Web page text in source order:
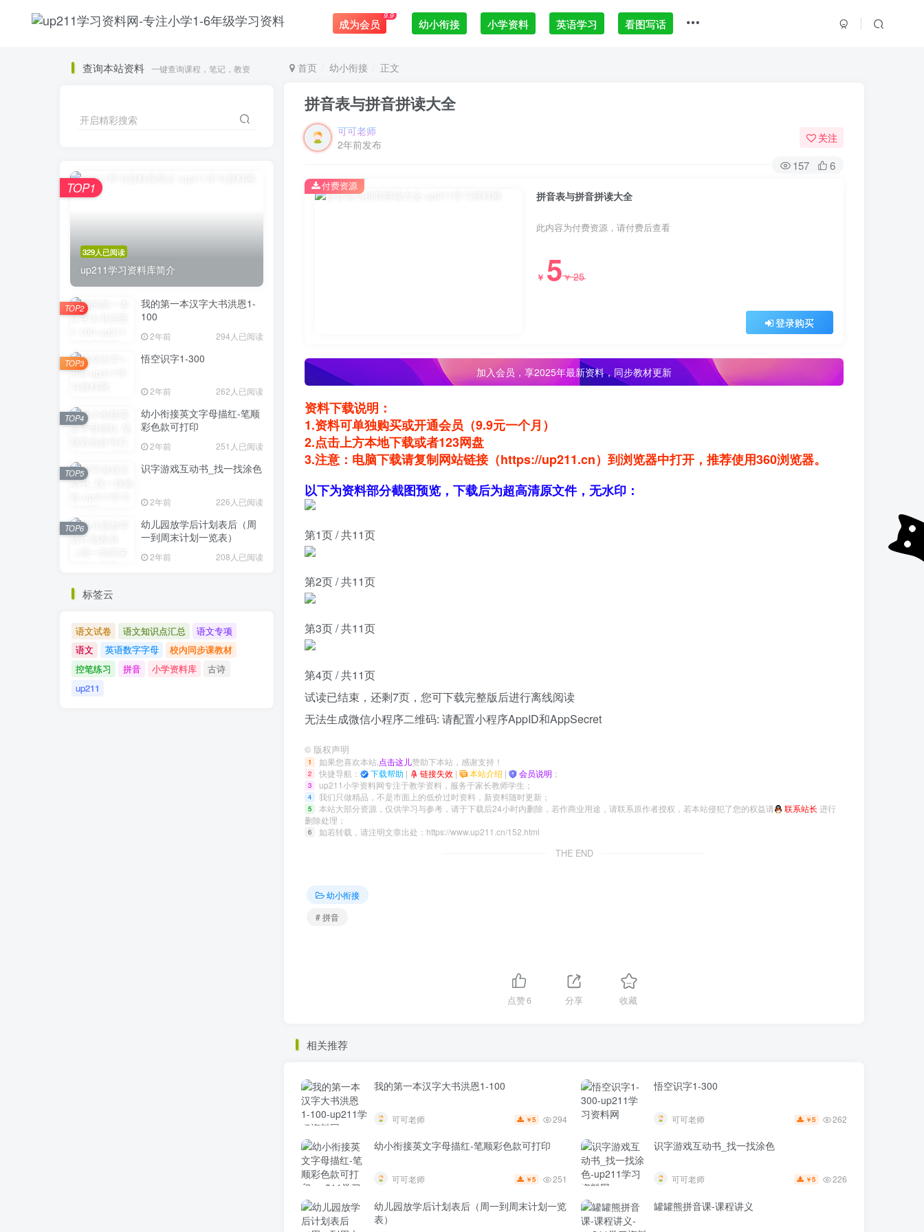
成为会员
9.9
幼小衔接 小学资料 英语学习 看图写话
首页 幼小衔接 正文
拼音表与拼音拼读大全
可可老师
2年前发布
关注
157 6
拼音表与拼音拼读大全
此内容为付费资源，请付费后查看
￥ 5￥25
登录购买
付费资源
加入会员， 享2025年最新资料，同步教材更新
资料下载说明：
1.资料可单独购买或开通会员（9.9元一个月）
2.点击上方本地下载或者123网盘
3.注意：电脑下载请复制网站链接（https://up211.cn）到浏览器中打开，推荐使用360浏览器。
以下为资料部分截图预览，下载后为超高清原文件，无水印：
第1页 / 共11页
第2页 / 共11页
第3页 / 共11页
第4页 / 共11页
试读已结束，还剩7页，您可下载完整版后进行离线阅读
无法生成微信小程序二维码: 请配置小程序AppID和AppSecret
© 版权声明
1 如果您喜欢本站, 点击这儿赞助下本站，感谢支持！
2 快捷导航： 下载帮助 | 链接失效 | 本站介绍 | 会员说明 ；
3 up211小学资料网专注于教学资料，服务于家长教师学生；
4 我们只做精品，不是市面上的低价过时资料，新资料随时更新；
5 本站大部分资源，仅供学习与参考，请于下载后24小时内删除，若作商业用途，请联系原作者授权，若本站侵犯了您的权益请 联系站长 进行
删除处理；
6 如若转载，请注明文章出处： https://www.up211.cn/152.html
THE END
幼小衔接
# 拼音
点赞6 分享 收藏
相关推荐
我的第一本汉字大书洪恩1-100
可可老师 ￥5 294
悟空识字1-300
可可老师 ￥5 262
幼小衔接英文字母描红-笔顺彩色款可打印
可可老师 ￥5 251
识字游戏互动书_找一找涂色
可可老师 ￥5 226
幼儿园放学后计划表后（周一到周末计划一览
表）
罐罐熊拼音课-课程讲义
查询本站资料 一键查询课程，笔记，教资
开启精彩搜索
329人已阅读
up211学习资料库简介
TOP1
我的第一本汉字大书洪恩1-
100
2年前 294人已阅读
TOP2
悟空识字1-300
2年前 262人已阅读
TOP3
幼小衔接英文字母描红-笔顺
彩色款可打印
2年前 251人已阅读
TOP4
识字游戏互动书_找一找涂色
2年前 226人已阅读
TOP5
幼儿园放学后计划表后（周
一到周末计划一览表）
2年前 208人已阅读
TOP6
标签云
语文试卷 语文知识点汇总
语文专项
语文
英语数字字母
校内同步课教材
控笔练习
拼音 小学资料库
古诗
up211